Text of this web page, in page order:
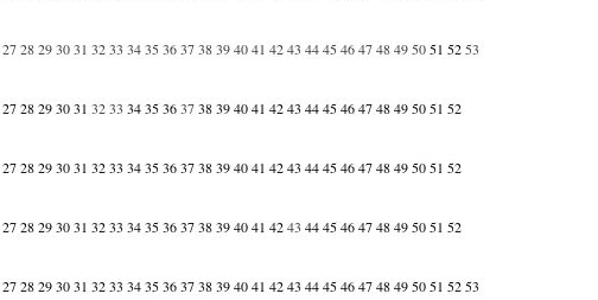
27 28 29 30 31 32 33 34 35 36 37 38 39 40 41 42 43 44 45 46 47 48 49 50 51 52 53
27 28 29 30 31 32 33 34 35 36 37 38 39 40 41 42 43 44 45 46 47 48 49 50 51 52
27 28 29 30 31 32 33 34 35 36 37 38 39 40 41 42 43 44 45 46 47 48 49 50 51 52
27 28 29 30 31 32 33 34 35 36 37 38 39 40 41 42 43 44 45 46 47 48 49 50 51 52
27 28 29 30 31 32 33 34 35 36 37 38 39 40 41 42 43 44 45 46 47 48 49 50 51 52 53